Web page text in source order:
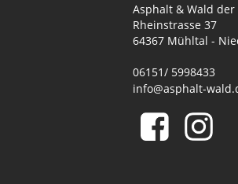
Asphalt & Wald der
Rheinstrasse 37
64367 Mühltal -
06151/ 5998433
info@asphalt-